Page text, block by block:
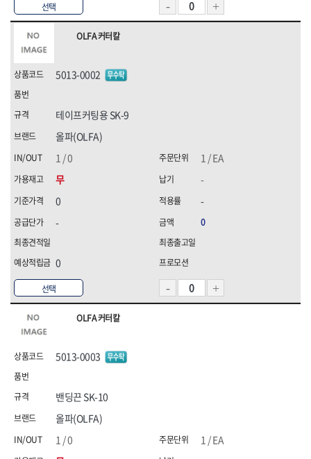
선택
선택
OLFA 커터칼
5013-0002
올파(OLFA)
1 / EA
무
0
-
0
테이프커팅용 SK-9
1 / 0
-
-
0
OLFA 커터칼
5013-0003
올파(OLFA)
1 / EA
밴딩끈 SK-10
1 / 0